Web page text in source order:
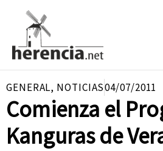
contenido
GENERAL, NOTICIAS04/07/2011
Comienza el
Kanguras de